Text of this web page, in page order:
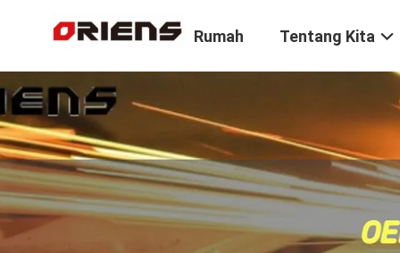
Rumah Tentang Kita